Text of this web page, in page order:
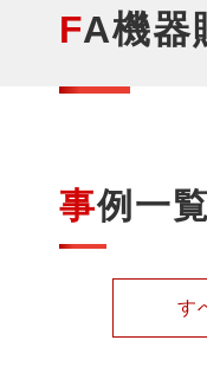
FA機
事例一覧
す